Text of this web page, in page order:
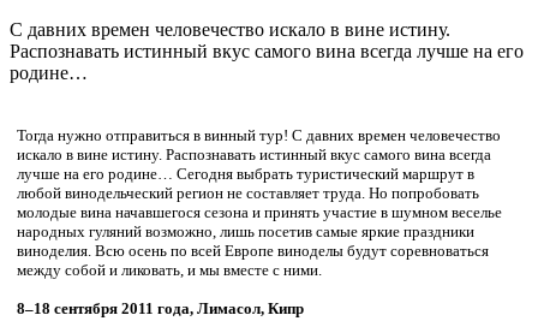
С давних времен человечество искало в вине истину.
Распознавать истинный вкус самого вина всегда лучше на его
родине…
Тогда нужно отправиться в винный тур! С давних времен человечество
искало в вине истину. Распознавать истинный вкус самого вина всегда
лучше на его родине… Сегодня выбрать туристический маршрут в
любой винодельческий регион не составляет труда. Но попробовать
молодые вина начавшегося сезона и принять участие в шумном веселье
народных гуляний возможно, лишь посетив самые яркие праздники
виноделия. Всю осень по всей Европе виноделы будут соревноваться
между собой и ликовать, и мы вместе с ними.
8–18 сентября 2011 года, Лимасол, Кипр